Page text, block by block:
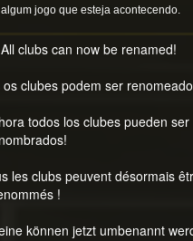
jogo que esteja acontecendo.
All clubs can now be renamed!
os clubes podem ser
todos los clubes pueden ser
les clubs peuvent désormais
!
können jetzt umbenannt